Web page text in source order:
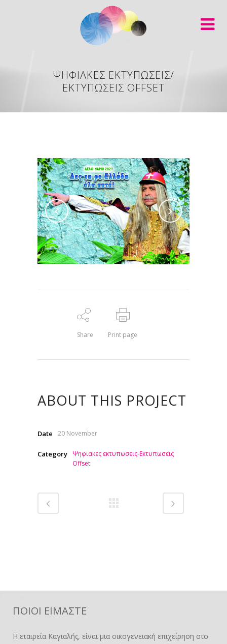
ΨΗΦΙΑΚΕΣ ΕΚΤΥΠΩΣΕΙΣ/
ΕΚΤΥΠΩΣΕΙΣ OFFSET
Share Print page
ABOUT THIS PROJECT
Date 20 November
Category Ψηφιακες εκτυπωσεις-Εκτυπωσεις
Offset
ΠΟΙΟΙ ΕΙΜΑΣΤΕ
Η εταιρεία Καγιαλής, είναι μια οικογενειακή επιχείρηση στο